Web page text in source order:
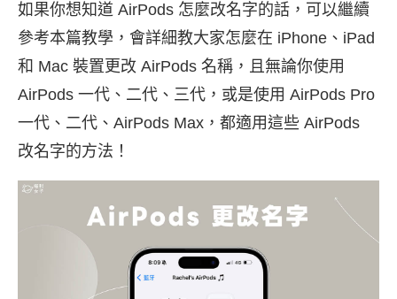
如果你想知道 AirPods 怎麼改名字的話，可以繼續
參考本篇教學，會詳細教大家怎麼在 iPhone、iPad
和 Mac 裝置更改 AirPods 名稱，且無論你使用
AirPods 一代、二代、三代，或是使用 AirPods Pro
一代、二代、AirPods Max，都適用這些 AirPods
改名字的方法！